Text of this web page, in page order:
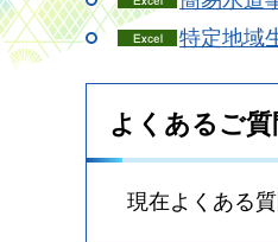
特定地域
よくあるご質
現在よくある